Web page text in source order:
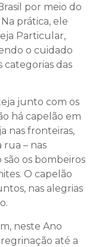
por meio do
prática, ele
Particular,
o cuidado
categorias das
junto com os
há capelão em
nas fronteiras,
rua – nas
os bombeiros
O capelão
nas alegrias
neste Ano
até a